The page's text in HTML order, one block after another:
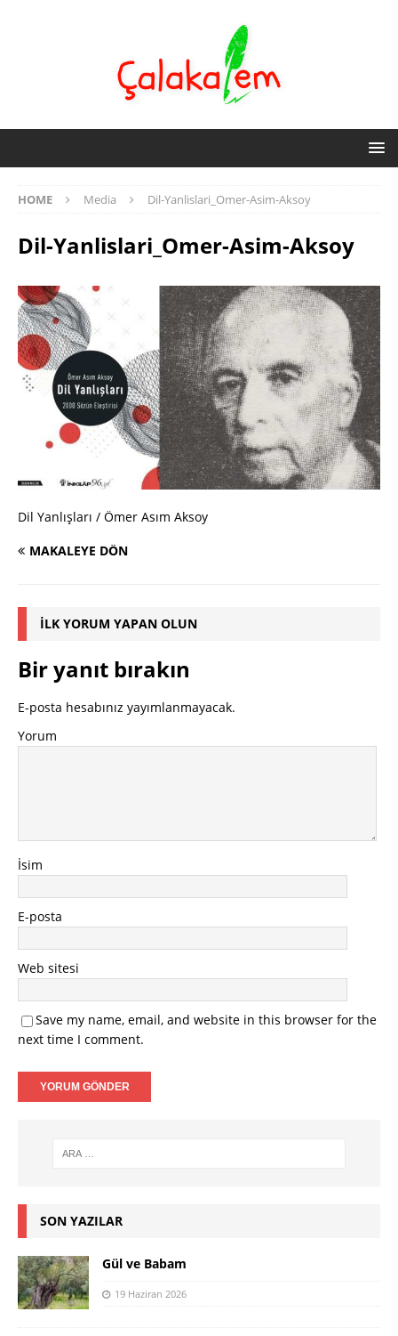
HOME Media Dil-Yanlislari_Omer-Asim-Aksoy
Dil-Yanlislari_Omer-Asim-Aksoy
Dil Yanlışları / Ömer Asım Aksoy
MAKALEYE DÖN
İLK YORUM YAPAN OLUN
Bir yanıt bırakın
E-posta hesabınız yayımlanmayacak.
Yorum
İsim
E-posta
Web sitesi
Save my name, email, and website in this browser for the
next time I comment.
SON YAZILAR
Gül ve Babam
19 Haziran 2026